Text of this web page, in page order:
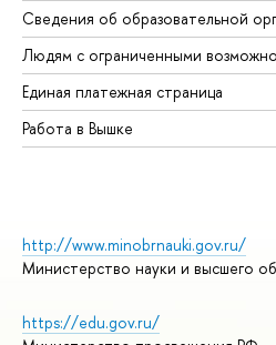
Сведения об образовательной
Людям с ограниченными
Единая платежная страница
Работа в Вышке
http://www.minobrnauki.gov.ru/
Министерство науки и высшего
https://edu.gov.ru/